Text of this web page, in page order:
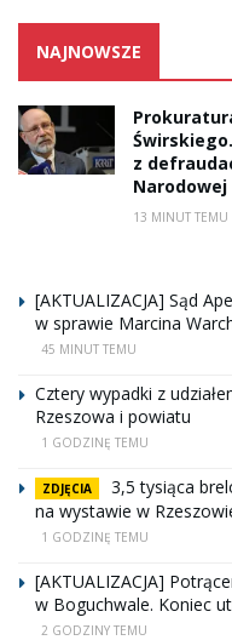
NAJNOWSZE
z
Narodowej
13 MINUT TEMU
[AKTUALIZACJA] Sąd
w sprawie Marcina
45 MINUT TEMU
Cztery wypadki z
Rzeszowa i powiatu
1 GODZINĘ TEMU
ZDJĘCIA
3,5 tysiąca
na wystawie w
1 GODZINĘ TEMU
[AKTUALIZACJA]
w Boguchwale. Koniec
2 GODZINY TEMU